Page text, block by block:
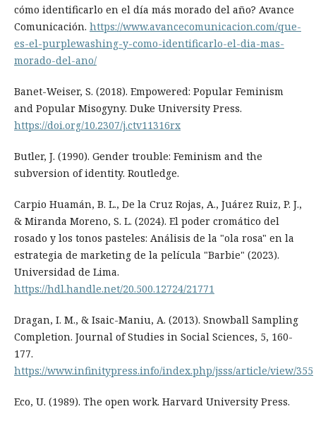
cómo identificarlo en el día más morado del año? Avance
Comunicación. https://www.avancecomunicacion.com/que-
es-el-purplewashing-y-como-identificarlo-el-dia-mas-
morado-del-ano/
Banet-Weiser, S. (2018). Empowered: Popular Feminism
and Popular Misogyny. Duke University Press.
https://doi.org/10.2307/j.ctv11316rx
Butler, J. (1990). Gender trouble: Feminism and the
subversion of identity. Routledge.
Carpio Huamán, B. L., De la Cruz Rojas, A., Juárez Ruiz, P. J.,
& Miranda Moreno, S. L. (2024). El poder cromático del
rosado y los tonos pasteles: Análisis de la "ola rosa" en la
estrategia de marketing de la película "Barbie" (2023).
Universidad de Lima.
https://hdl.handle.net/20.500.12724/21771
Dragan, I. M., & Isaic-Maniu, A. (2013). Snowball Sampling
Completion. Journal of Studies in Social Sciences, 5, 160-
177.
https://www.infinitypress.info/index.php/jsss/article/view/355
Eco, U. (1989). The open work. Harvard University Press.